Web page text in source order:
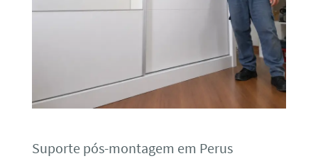
Suporte pós-montagem em Perus